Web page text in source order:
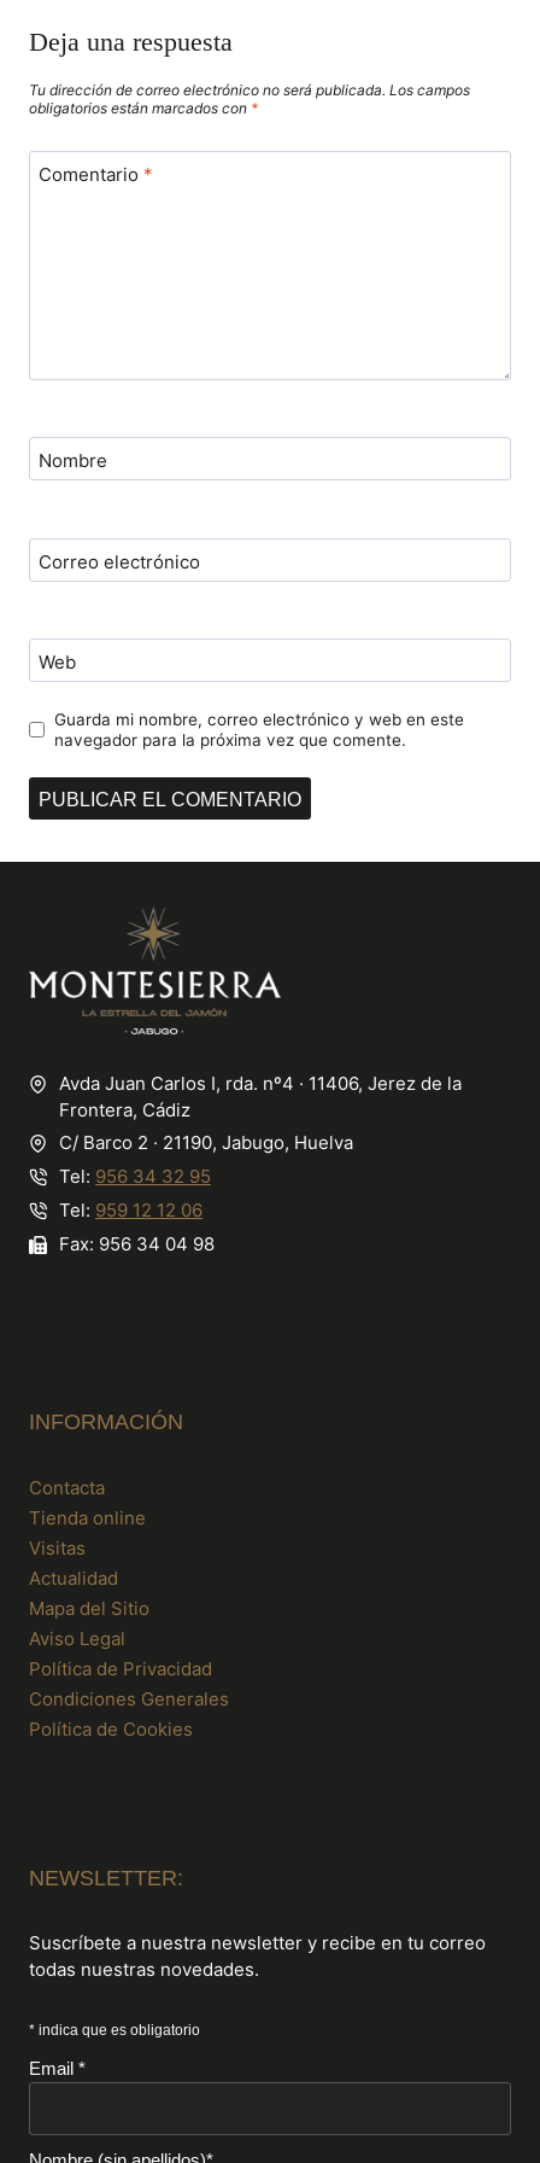
Deja una respuesta
Tu dirección de correo electrónico no será publicada. Los campos
obligatorios están marcados con *
Comentario *
Nombre
Correo electrónico
Web
Guarda mi nombre, correo electrónico y web en este
navegador para la próxima vez que comente.
Avda Juan Carlos I, rda. nº4 · 11406, Jerez de la
Frontera, Cádiz
C/ Barco 2 · 21190, Jabugo, Huelva
Tel: 956 34 32 95
Tel: 959 12 12 06
Fax: 956 34 04 98
INFORMACIÓN
Contacta
Tienda online
Visitas
Actualidad
Mapa del Sitio
Aviso Legal
Política de Privacidad
Condiciones Generales
Política de Cookies
NEWSLETTER:
Suscríbete a nuestra newsletter y recibe en tu correo
todas nuestras novedades.
* indica que es obligatorio
Email *